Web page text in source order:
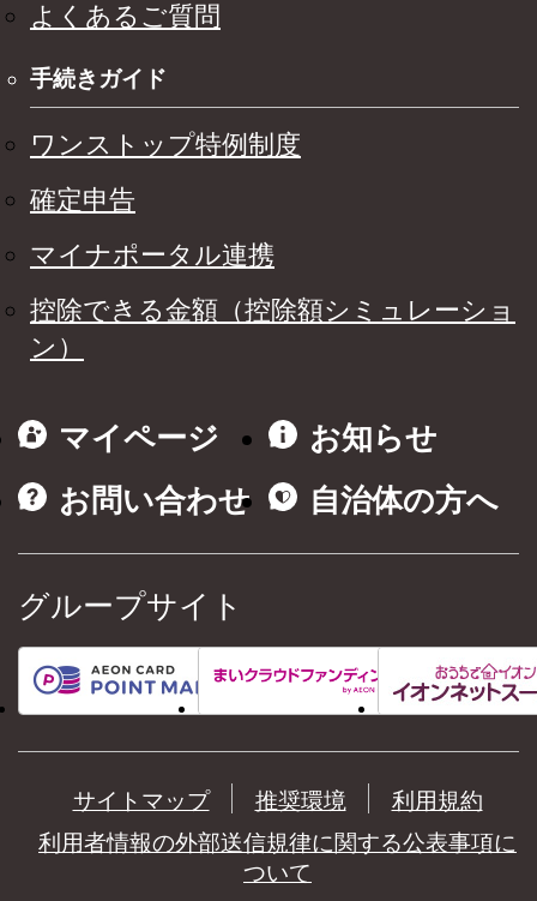
よくあるご質問
手続きガイド
ワンストップ特例制度
確定申告
マイナポータル連携
控除できる金額（控除額シミュレーショ
ン）
マイページ
お知らせ
お問い合わせ
自治体の方へ
グループサイト
サイトマップ 推奨環境
利用規約
利用者情報の外部送信規律に関する公表事項に
ついて